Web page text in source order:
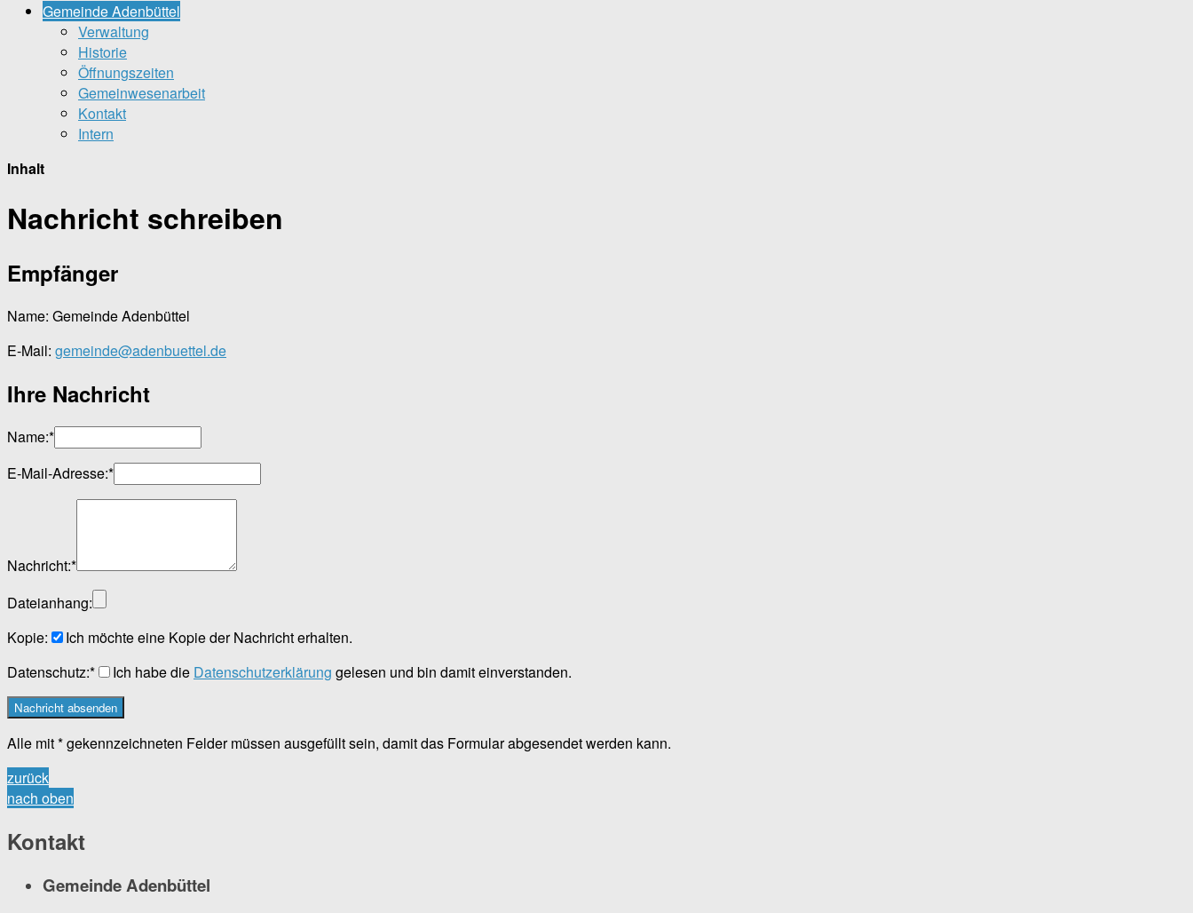
Gemeinde Adenbüttel
Verwaltung
Historie
Öffnungszeiten
Gemeinwesenarbeit
Kontakt
Intern
Inhalt
Nachricht schreiben
Empfänger
Name: Gemeinde Adenbüttel
E-Mail: gemeinde@adenbuettel.de
Ihre Nachricht
Name:*
E-Mail-Adresse:*
Nachricht:*
Dateianhang:
Kopie:
Ich möchte eine Kopie der Nachricht erhalten.
Datenschutz:* Ich habe die Datenschutzerklärung gelesen und bin damit einverstanden.
Alle mit*gekennzeichneten Felder müssen ausgefüllt sein, damit das Formular abgesendet werden kann.
zurück
nach oben
Kontakt
Gemeinde Adenbüttel